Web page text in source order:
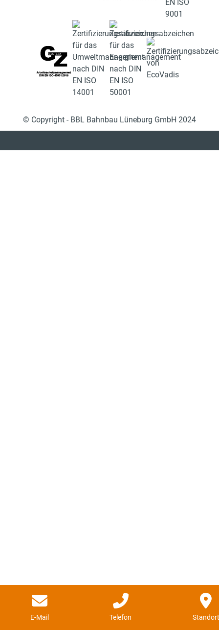
© Copyright - BBL Bahnbau Lüneburg GmbH 2024
E-Mail Telefon Standort